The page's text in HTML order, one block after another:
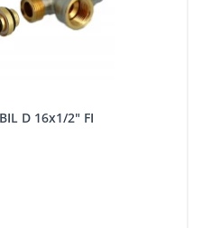
D 16x1/2" FI